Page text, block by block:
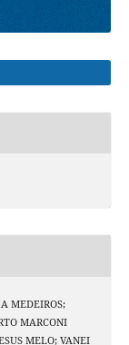
MEDEIROS;
MARCONI
MELO; VANEI